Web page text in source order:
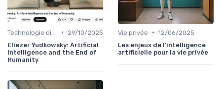
•
29/10/2025
Eliezer Yudkowsky: Artificial
Intelligence and the End of
Humanity
Vie privée • 12/06/2025
Les enjeux de l'intelligence
artificielle pour la vie privée